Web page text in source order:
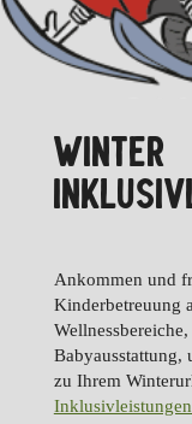
WINTER
Ankommen und
Kinderbetreuung
Babyausstattung,
zu Ihrem